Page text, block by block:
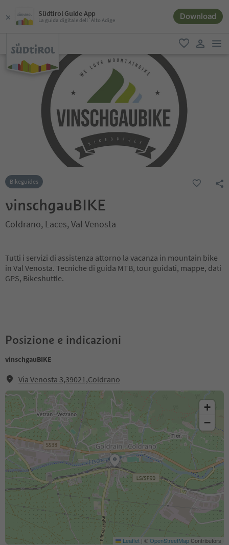
Südtirol Guide App
La guida digitale dell´Alto Adige Download
favoriti
Bikeguides
vinschgauBIKE
Coldrano, Laces, Val Venosta
Tutti i servizi di assistenza attorno la vacanza in mountain bike
in Val Venosta. Tecniche di guida MTB, tour guidati, mappe, dati
GPS, Bikeshuttle.
Posizione e indicazioni
vinschgauBIKE
Via Venosta 3,39021,Coldrano
+
−
Leaflet | ©OpenStreetMapContributors